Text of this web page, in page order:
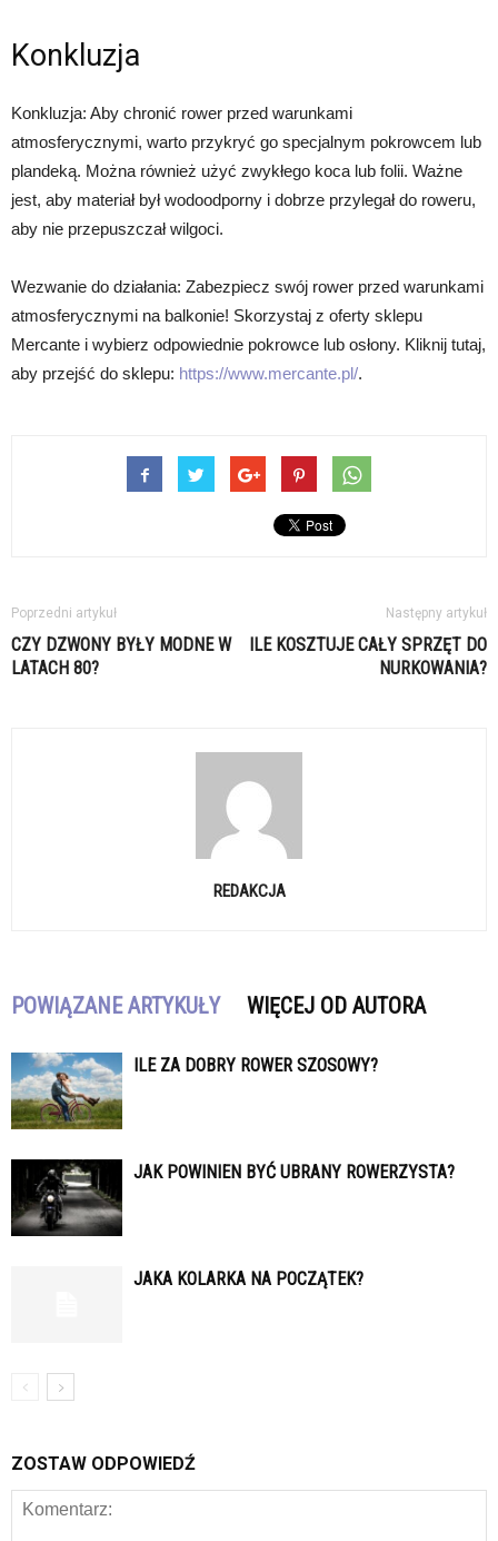
Konkluzja
Konkluzja: Aby chronić rower przed warunkami
atmosferycznymi, warto przykryć go specjalnym pokrowcem lub
plandeką. Można również użyć zwykłego koca lub folii. Ważne
jest, aby materiał był wodoodporny i dobrze przylegał do roweru,
aby nie przepuszczał wilgoci.
Wezwanie do działania: Zabezpiecz swój rower przed warunkami
atmosferycznymi na balkonie! Skorzystaj z oferty sklepu
Mercante i wybierz odpowiednie pokrowce lub osłony. Kliknij tutaj,
aby przejść do sklepu: https://www.mercante.pl/.
Poprzedni artykuł
CZY DZWONY BYŁY MODNE W
LATACH 80?
Następny artykuł
ILE KOSZTUJE CAŁY SPRZĘT DO
NURKOWANIA?
REDAKCJA
POWIĄZANE ARTYKUŁY WIĘCEJ OD AUTORA
ILE ZA DOBRY ROWER SZOSOWY?
JAK POWINIEN BYĆ UBRANY ROWERZYSTA?
JAKA KOLARKA NA POCZĄTEK?
ZOSTAW ODPOWIEDŹ